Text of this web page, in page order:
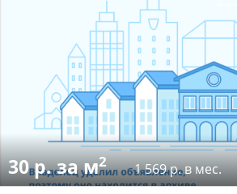
30 р. за м2 1 569 р. в мес.